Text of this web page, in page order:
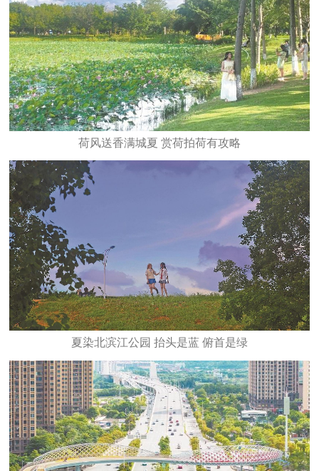
荷风送香满城夏 赏荷拍荷有攻略
夏染北滨江公园 抬头是蓝 俯首是绿